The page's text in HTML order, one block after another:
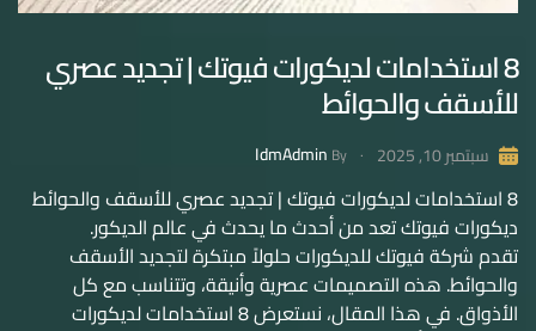
8 استخدامات لديكورات فيوتك | تجديد عصري
للأسقف والحوائط
سبتمبر 10, 2025 By
IdmAdmin
8 استخدامات لديكورات فيوتك | تجديد عصري للأسقف والحوائط
ديكورات فيوتك تعد من أحدث ما يحدث في عالم الديكور.
تقدم شركة فيوتك للديكورات حلولاً مبتكرة لتجديد الأسقف
والحوائط. هذه التصميمات عصرية وأنيقة، وتتناسب مع كل
الأذواق. في هذا المقال، نستعرض 8 استخدامات لديكورات